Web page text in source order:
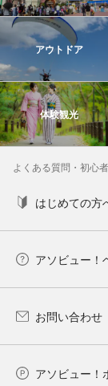
アウトドア
体験観光
よくある質問・初心
はじめての方
アソビュー！
お問い合わせ
アソビュー！